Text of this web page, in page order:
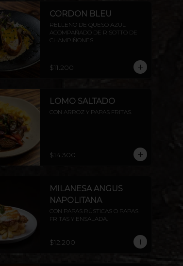
CORDON BLEU
RELLENO DE QUESO AZUL
ACOMPAÑADO DE RISOTTO DE
CHAMPIÑONES.
$11.200
LOMO SALTADO
CON ARROZ Y PAPAS FRITAS.
$14.300
MILANESA ANGUS
NAPOLITANA
CON PAPAS RÚSTICAS O PAPAS
FRITAS Y ENSALADA.
$12.200